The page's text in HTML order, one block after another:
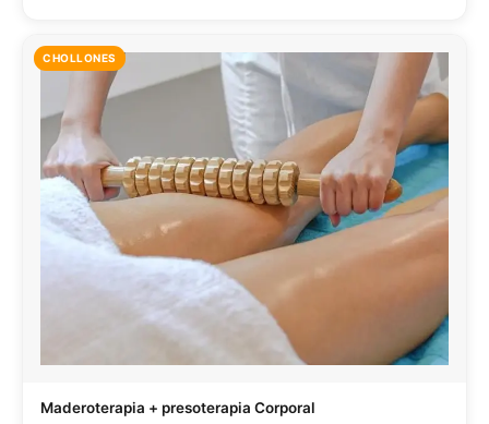
CHOLLONES
Maderoterapia + presoterapia Corporal